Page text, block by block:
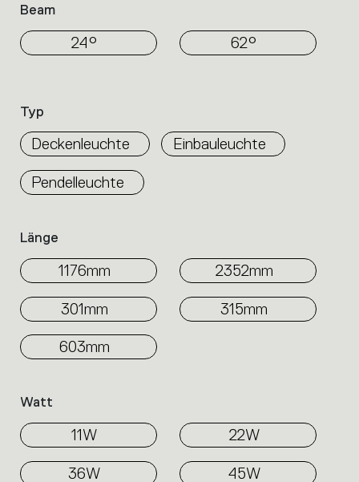
Beam
24° 62°
Typ
Deckenleuchte Einbauleuchte
Pendelleuchte
Länge
1176mm 2352mm
301mm 315mm
603mm
Watt
11W 22W
36W 45W